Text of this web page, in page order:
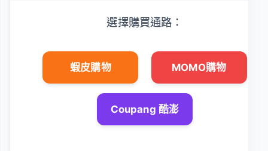
選擇購買通路：
蝦皮購物 MOMO購物
Coupang 酷澎